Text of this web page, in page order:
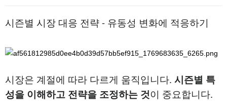
시즌별 시장 대응 전략 - 유동성 변화에 적응하기
시장은 계절에 따라 다르게 움직입니다. 시즌별 특
성을 이해하고 전략을 조정하는 것이 중요합니다.